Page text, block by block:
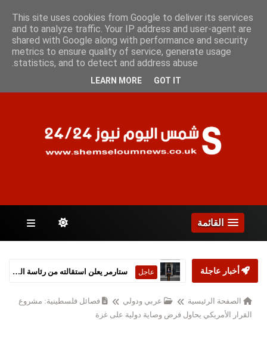
الجمعة 7 أغسطس 2026
الصفحات
القائمة
أخبار عاجلة عاجل ستارمر يعلن استقالته من رئاسة الحكومة البريطانية
الصفحة الرئيسية عربي ودولي
فصائل فلسطينية: مشروع
القرار الأمريكي يحاول فرض وصاية دولية على غزة
This site uses cookies from Google to deliver its services
and to analyze traffic. Your IP address and user-agent are
shared with Google along with performance and security
metrics to ensure quality of service, generate usage
statistics, and to detect and address abuse.
LEARN MORE GOT IT